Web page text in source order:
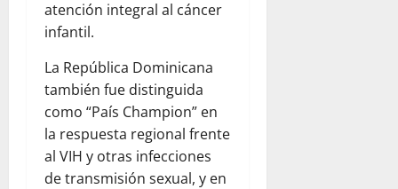
atención integral al cáncer
infantil.
La República Dominicana
también fue distinguida
como “País Champion” en
la respuesta regional frente
al VIH y otras infecciones
de transmisión sexual, y en